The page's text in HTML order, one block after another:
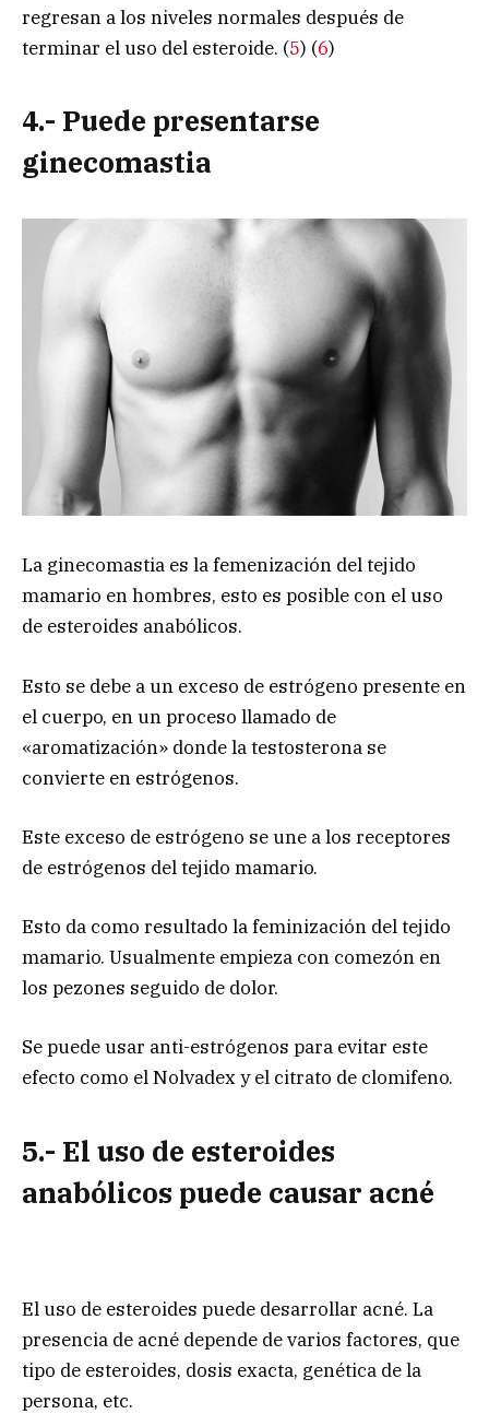
regresan a los niveles normales después de
terminar el uso del esteroide. (5) (6)
4.- Puede presentarse
ginecomastia
La ginecomastia es la femenización del tejido
mamario en hombres, esto es posible con el uso
de esteroides anabólicos.
Esto se debe a un exceso de estrógeno presente en
el cuerpo, en un proceso llamado de
«aromatización» donde la testosterona se
convierte en estrógenos.
Este exceso de estrógeno se une a los receptores
de estrógenos del tejido mamario.
Esto da como resultado la feminización del tejido
mamario. Usualmente empieza con comezón en
los pezones seguido de dolor.
Se puede usar anti-estrógenos para evitar este
efecto como el Nolvadex y el citrato de clomifeno.
5.- El uso de esteroides
anabólicos puede causar acné
El uso de esteroides puede desarrollar acné. La
presencia de acné depende de varios factores, que
tipo de esteroides, dosis exacta, genética de la
persona, etc.